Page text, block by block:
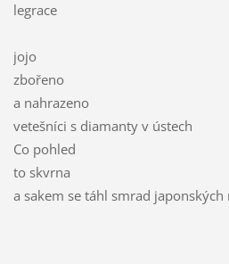
legrace
jojo
zbořeno
a nahrazeno
vetešníci s diamanty v ústech
Co pohled
to skvrna
a sakem se táhl smrad